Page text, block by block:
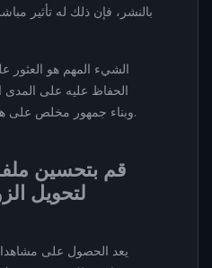
بالنشر، فإن ذلك له تأثير
الشيء المهم هو العثور
الحفاظ عليه على المدى
لاقتحام TikTok وبناء جمهور مخلص على هذه المنصة.
قم بتحسين
يعد الحصول على